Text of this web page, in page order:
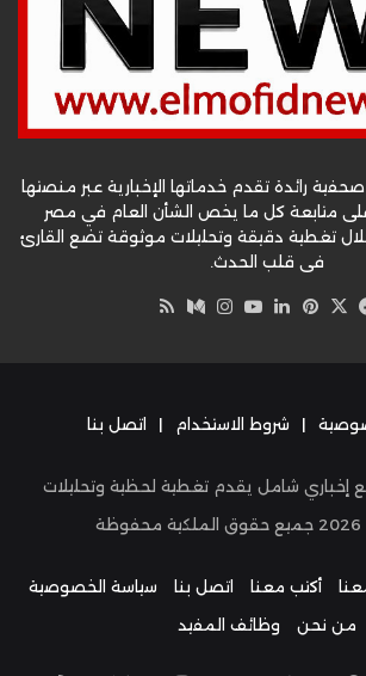
رائدة تقدم خدماتها الإخبارية عبر منصتها
على متابعة كل ما يخص الشأن العام في مصر
تغطية دقيقة وتحليلات موثوقة تضع القارئ
في قلب الحدث.
فيسبوك
‫X بينتيريست
لينكدإن‫YouTube
انستقرام
وسط
| شروط الاستخدام | اتصل بنا
إخباري شامل يقدم تغطية لحظية وتحليلات
2026 جميع حقوق الملكية محفوظة
أكتب معنا اتصل بنا
سياسة الخصوصية
من نحن
وظائف المفيد